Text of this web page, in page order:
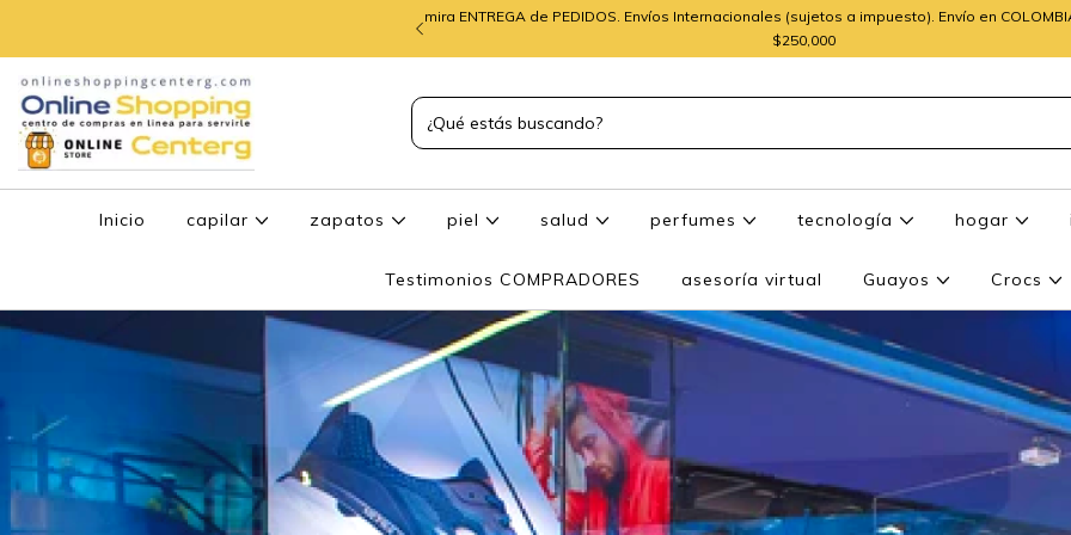
mira ENTREGA de PEDIDOS. Envíos Internacionales (sujetos a impuesto). Envío en
$250,000
Inicio capilar zapatos piel salud perfumes tecnología hogar
Testimonios COMPRADORES asesoría virtual Guayos Crocs